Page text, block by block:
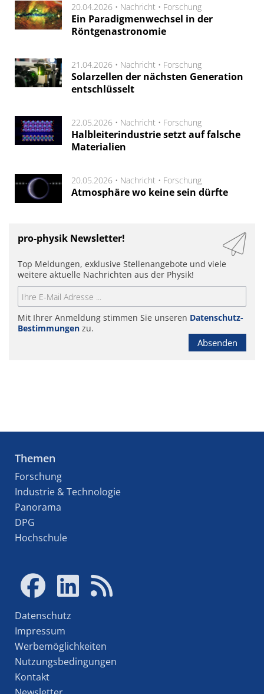
20.04.2026 • Nachricht • Forschung
Ein Paradigmenwechsel in der
Röntgenastronomie
21.04.2026 • Nachricht • Forschung
Solarzellen der nächsten Generation
entschlüsselt
22.05.2026 • Nachricht • Forschung
Halbleiterindustrie setzt auf falsche
Materialien
20.05.2026 • Nachricht • Forschung
Atmosphäre wo keine sein dürfte
pro-physik Newsletter!
Top Meldungen, exklusive Stellenangebote und viele
weitere aktuelle Nachrichten aus der Physik!
Mit Ihrer Anmeldung stimmen Sie unseren Datenschutz-
Bestimmungen zu.
Absenden
Themen
Forschung
Industrie & Technologie
Panorama
DPG
Hochschule
Datenschutz
Impressum
Werbemöglichkeiten
Nutzungsbedingungen
Kontakt